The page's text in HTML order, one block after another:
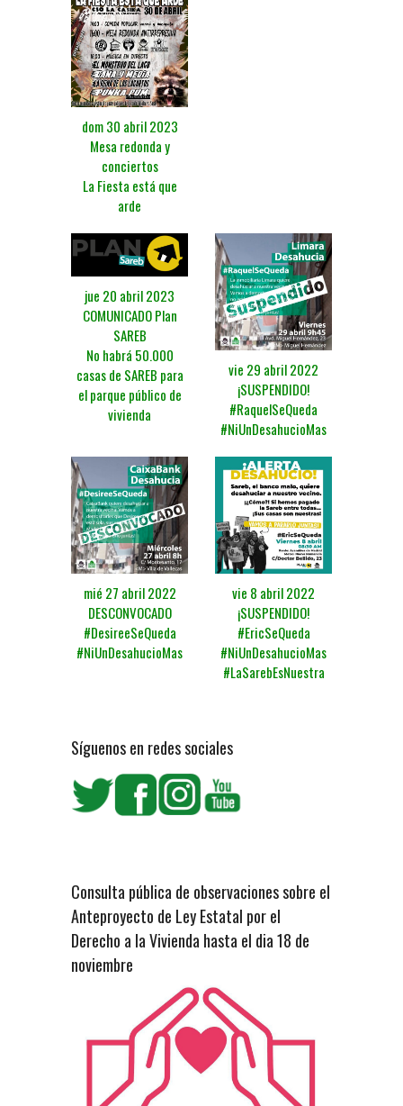
dom 30 abril 2023
Mesa redonda y
conciertos
La Fiesta está que
arde
jue 20 abril 2023
COMUNICADO Plan
SAREB
No habrá 50.000
casas de SAREB para
el parque público de
vivienda
vie 29 abril 2022
¡SUSPENDIDO!
#RaquelSeQueda
#NiUnDesahucioMas
mié 27 abril 2022
DESCONVOCADO
#DesireeSeQueda
#NiUnDesahucioMas
vie 8 abril 2022
¡SUSPENDIDO!
#EricSeQueda
#NiUnDesahucioMas
#LaSarebEsNuestra
Síguenos en redes sociales
Consulta pública de observaciones sobre el
Anteproyecto de Ley Estatal por el
Derecho a la Vivienda hasta el dia 18 de
noviembre